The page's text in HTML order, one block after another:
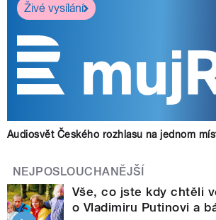
Živé vysílání
Audiosvět Českého rozhlasu na jednom
NEJPOSLOUCHANĚJŠÍ
Vše, co jste kdy chtěli
o Vladimiru Putinovi a